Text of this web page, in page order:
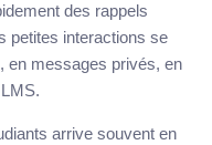
des rappels
petites interactions se
en messages privés, en
arrive souvent en